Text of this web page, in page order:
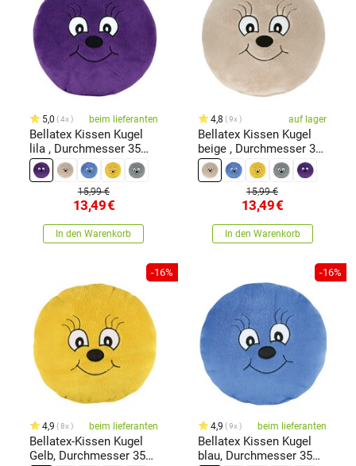
5,0 4x beim lieferanten
Bellatex Kissen Kugel
lila , Durchmesser 35
cm
15,99 €
13,49€
In den Warenkorb
4,8 9x auf lager
Bellatex Kissen Kugel
beige , Durchmesser 35
cm
15,99 €
13,49€
In den Warenkorb
-16%
4,9 8x beim lieferanten
Bellatex-Kissen Kugel
Gelb, Durchmesser 35
-16%
4,9 9x beim lieferanten
Bellatex Kissen Kugel
blau, Durchmesser 35